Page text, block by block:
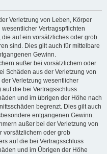
Verletzung von Leben, Körper
Vertragspflichten
auf ein vorsätzliches oder grob
sind. Dies gilt auch für mittelbare
Gewinn.
außer bei vorsätzlichem oder
Schäden aus der Verletzung von
Verletzung wesentlicher
die bei Vertragsschluss
und im übrigen der Höhe nach
begrenzt. Dies gilt auch
entgangenen Gewinn.
außer bei der Verletzung von
vorsätzlichem oder grob
auf die bei Vertragsschluss
und im Übrigen der Höhe